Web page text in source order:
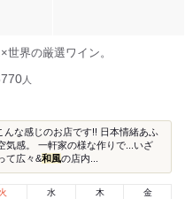
界の厳選ワイン。
人
んな感じのお店です!! 日本情緒あふ
気感。 一軒家の様な作りで...いざ
て広々&和風の店内...
火 水 木 金